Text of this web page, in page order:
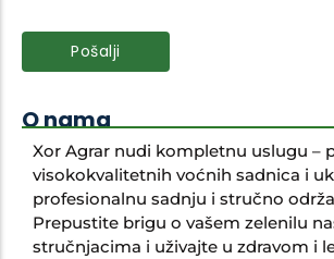
O nama
Xor Agrar nudi kompletnu uslugu –
visokokvalitetnih voćnih sadnica i
profesionalnu sadnju i stručno
Prepustite brigu o vašem zelenilu
stručnjacima i uživajte u zdravom i